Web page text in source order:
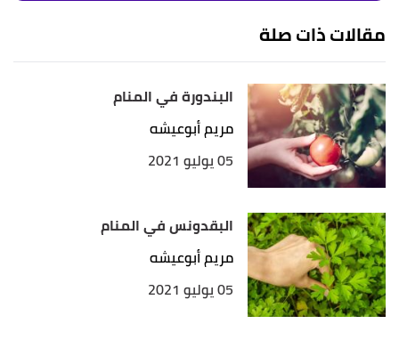
↑"آداب الرؤى وتفسير الأحلام"،إسلام سؤال وجواب.
بتصرّف.
^أبتمحمد بن سيرين عبد الغني النابلسي باسل
البريدي،معجم تفسير الأحلام ، صفحة 463. بتصرّف.
^أبت[ابن غَنَّام، إبراهيم]،
صفحة 104. بتصرّف.
↑"رؤية الرمان"،أرب حظ. بتصرّف.
مقالات ذات صلة
البندورة في المنام
مريم أبوعيشه
05 يوليو 2021
البقدونس في المنام
مريم أبوعيشه
05 يوليو 2021